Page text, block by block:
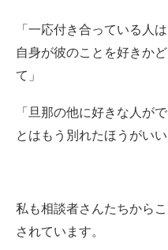
「一応付き合っている人
自身が彼のことを好きか
て」
「旦那の他に好きな人が
とはもう別れたほうがい
私も相談者さんたちから
されています。